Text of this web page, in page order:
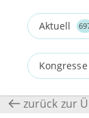
Aktuell
Kongresse
zurück zur